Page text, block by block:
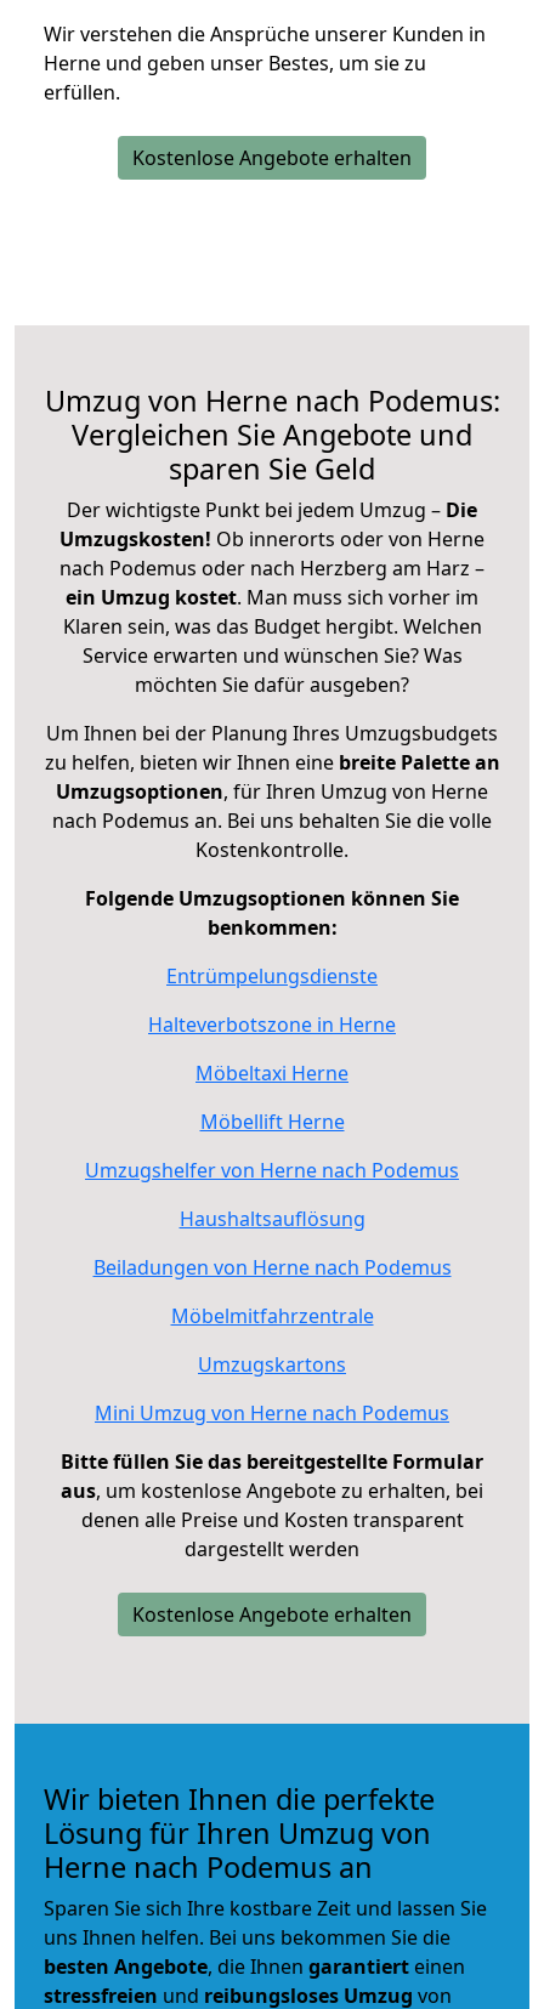
Wir verstehen die Ansprüche unserer Kunden in
Herne und geben unser Bestes, um sie zu
erfüllen.
Kostenlose Angebote erhalten
Umzug von Herne nach Podemus:
Vergleichen Sie Angebote und
sparen Sie Geld
Der wichtigste Punkt bei jedem Umzug – Die
Umzugskosten! Ob innerorts oder von Herne
nach Podemus oder nach Herzberg am Harz –
ein Umzug kostet. Man muss sich vorher im
Klaren sein, was das Budget hergibt. Welchen
Service erwarten und wünschen Sie? Was
möchten Sie dafür ausgeben?
Um Ihnen bei der Planung Ihres Umzugsbudgets
zu helfen, bieten wir Ihnen eine breite Palette an
Umzugsoptionen, für Ihren Umzug von Herne
nach Podemus an. Bei uns behalten Sie die volle
Kostenkontrolle.
Folgende Umzugsoptionen können Sie
benkommen:
Entrümpelungsdienste
Halteverbotszone in Herne
Möbeltaxi Herne
Möbellift Herne
Umzugshelfer von Herne nach Podemus
Haushaltsauflösung
Beiladungen von Herne nach Podemus
Möbelmitfahrzentrale
Umzugskartons
Mini Umzug von Herne nach Podemus
Bitte füllen Sie das bereitgestellte Formular
aus, um kostenlose Angebote zu erhalten, bei
denen alle Preise und Kosten transparent
dargestellt werden
Kostenlose Angebote erhalten
Wir bieten Ihnen die perfekte
Lösung für Ihren Umzug von
Herne nach Podemus an
Sparen Sie sich Ihre kostbare Zeit und lassen Sie
uns Ihnen helfen. Bei uns bekommen Sie die
besten Angebote, die Ihnen garantiert einen
stressfreien und reibungsloses Umzug von